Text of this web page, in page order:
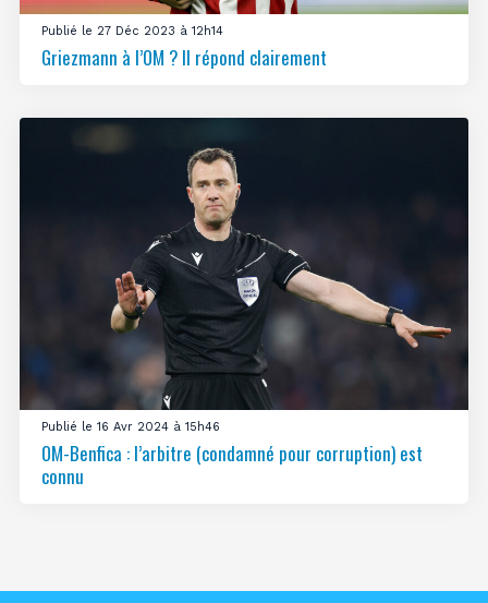
Publié le 27 Déc 2023 à 12h14
Griezmann à l’OM ? Il répond clairement
Publié le 16 Avr 2024 à 15h46
OM-Benfica : l’arbitre (condamné pour corruption) est
connu